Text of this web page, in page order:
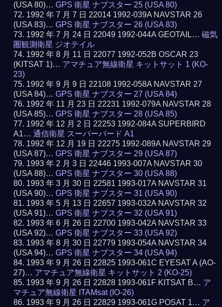
(USA 80)…GPS 衛星 ナブスター 25 (USA 80)
1992 年 7 月 7 日 22014 1992-039A NAVSTAR 26
(USA 83)…GPS 衛星 ナブスター 26 (USA 83)
1992 年 7 月 24 日 22049 1992-044A GEOTAIL…磁気
圏観測衛星 ジオテイル
1992 年 8 月 11 日 22077 1992-052B OSCAR 23
(KITSAT 1)… アマチュア無線衛星 キットサット 1 (KO-
23)
1992 年 9 月 9 日 22108 1992-058A NAVSTAR 27
(USA 84)…GPS 衛星 ナブスター 27 (USA 84)
1992 年 11 月 23 日 22231 1992-079A NAVSTAR 28
(USA 85)…GPS 衛星 ナブスター 28 (USA 85)
1992 年 12 月 2 日 22253 1992-084A SUPERBIRD
A1…通信衛星 スーパーバード A1
1992 年 12 月 19 日 22275 1992-089A NAVSTAR 29
(USA 87)…GPS 衛星 ナブスター 29 (USA 87)
1993 年 2 月 3 日 22446 1993-007A NAVSTAR 30
(USA 88)…GPS 衛星 ナブスター 30 (USA 88)
1993 年 3 月 30 日 22581 1993-017A NAVSTAR 31
(USA 90)…GPS 衛星 ナブスター 31 (USA 90)
1993 年 5 月 13 日 22657 1993-032A NAVSTAR 32
(USA 91)…GPS 衛星 ナブスター 32 (USA 91)
1993 年 6 月 26 日 22700 1993-042A NAVSTAR 33
(USA 92)…GPS 衛星 ナブスター 33 (USA 92)
1993 年 8 月 30 日 22779 1993-054A NAVSTAR 34
(USA 94)…GPS 衛星 ナブスター 34 (USA 94)
1993 年 9 月 26 日 22825 1993-061C EYESAT A (AO-
27)… アマチュア無線衛星 キットサット 2 (KO-25)
1993 年 9 月 26 日 22828 1993-061F KITSAT B… ア
マチュア無線衛星 ITAMsat (IO-26)
1993 年 9 月 26 日 22829 1993-061G POSAT 1… ア